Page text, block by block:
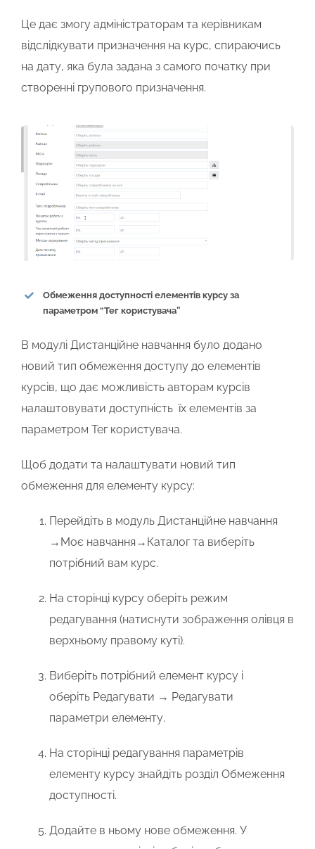
Це дає змогу адміністраторам та керівникам
відслідкувати призначення на курс, спираючись
на дату, яка була задана з самого початку при
створенні групового призначення.
Обмеження доступності елементів курсу за
параметром “Тег користувача”
В модулі Дистанційне навчання було додано
новий тип обмеження доступу до елементів
курсів, що дає можливість авторам курсів
налаштовувати доступність їх елементів за
параметром Тег користувача.
Щоб додати та налаштувати новий тип
обмеження для елементу курсу:
Перейдіть в модуль Дистанційне навчання
→Моє навчання→Каталогта виберіть
потрібний вам курс.
На сторінці курсу оберіть режим
редагування (натиснути зображення олівця в
верхньому правому куті).
Виберіть потрібний елемент курсу і
оберіть Редагувати → Редагувати
параметри елементу.
На сторінці редагування параметрів
елементу курсу знайдіть розділ Обмеження
доступності.
Додайте в ньому нове обмеження. У